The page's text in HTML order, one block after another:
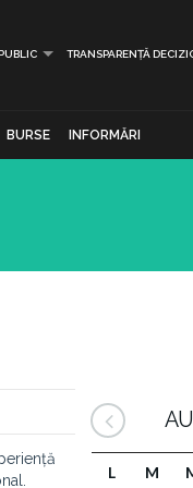
TRANSPARENȚĂ
BURSE INFORMĂRI
L M